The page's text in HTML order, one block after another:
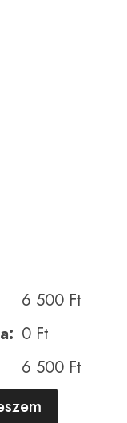
6 500 Ft
0 Ft
6 500 Ft
A